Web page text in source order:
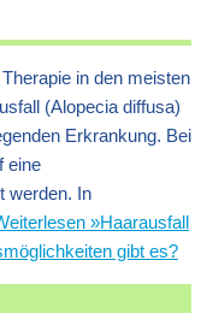
in den meisten
(Alopecia diffusa)
Erkrankung. Bei
eine
werden. In
»Haarausfall
gibt es?